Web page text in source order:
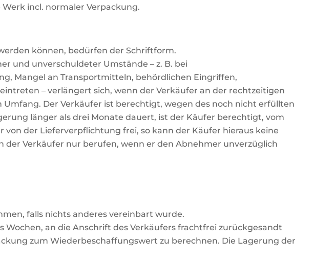
incl. normaler Verpackung.
können, bedürfen der Schriftform.
und unverschuldeter Umstände – z. B. bei
Mangel an Transportmitteln, behördlichen Eingriffen,
– verlängert sich, wenn der Verkäufer an der rechtzeitigen
Der Verkäufer ist berechtigt, wegen des noch nicht erfüllten
länger als drei Monate dauert, ist der Käufer berechtigt, vom
der Lieferverpflichtung frei, so kann der Käufer hieraus keine
Verkäufer nur berufen, wenn er den Abnehmer unverzüglich
falls nichts anderes vereinbart wurde.
an die Anschrift des Verkäufers frachtfrei zurückgesandt
zum Wiederbeschaffungswert zu berechnen. Die Lagerung der